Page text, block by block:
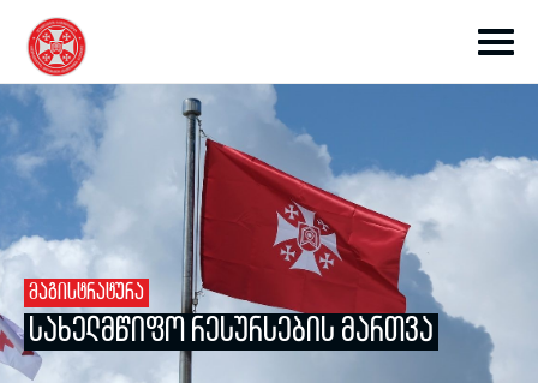
toggle submenu
toggle submenu
ᲛᲐᲒᲘᲡᲢᲠᲐᲢᲣᲠᲐ
ᲡᲐᲮᲔᲚᲛᲬᲘᲤᲝ ᲠᲔᲡᲣᲠᲡᲔᲑᲘᲡ ᲛᲐᲠᲗᲕᲐ